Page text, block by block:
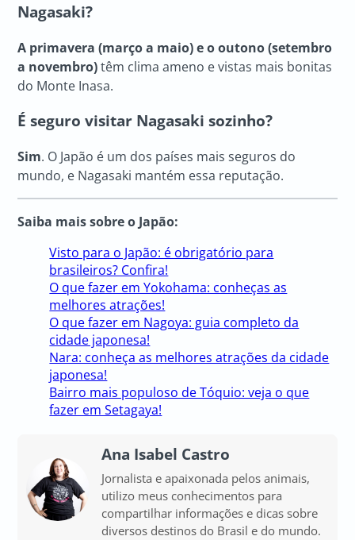
Nagasaki?
A primavera (março a maio) e o outono (setembro
a novembro)têm clima ameno e vistas mais bonitas
do Monte Inasa.
É seguro visitar Nagasaki sozinho?
Sim. O Japão é um dos países mais seguros do
mundo, e Nagasaki mantém essa reputação.
Saiba mais sobre o Japão:
Visto para o Japão: é obrigatório para
brasileiros? Confira!
O que fazer em Yokohama: conheças as
melhores atrações!
O que fazer em Nagoya: guia completo da
cidade japonesa!
Nara: conheça as melhores atrações da cidade
japonesa!
Bairro mais populoso de Tóquio: veja o que
fazer em Setagaya!
Ana Isabel Castro
Jornalista e apaixonada pelos animais,
utilizo meus conhecimentos para
compartilhar informações e dicas sobre
diversos destinos do Brasil e do mundo.